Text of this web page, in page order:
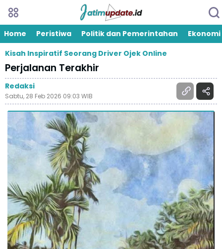
Home Peristiwa Politik dan Pemerintahan
Ekonomi
Kisah Inspiratif Seorang Driver Ojek Online
Perjalanan Terakhir
Redaksi
Sabtu, 28 Feb 2026 09:03 WIB